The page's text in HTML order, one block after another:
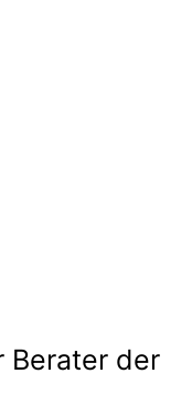
Berater der